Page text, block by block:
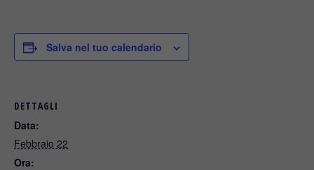
Salva nel tuo calendario
DETTAGLI
Data:
Febbraio 22
Ora: